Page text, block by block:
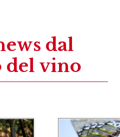
dal
del vino